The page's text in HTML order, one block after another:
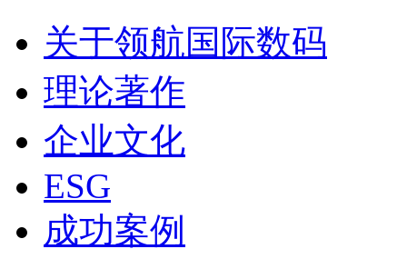
关于领航国际数码
理论著作
企业文化
ESG
成功案例